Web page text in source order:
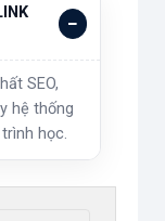
SEO,
hệ thống
học.